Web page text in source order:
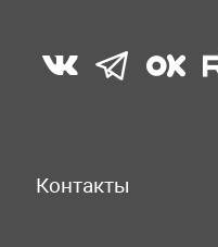
Контакты